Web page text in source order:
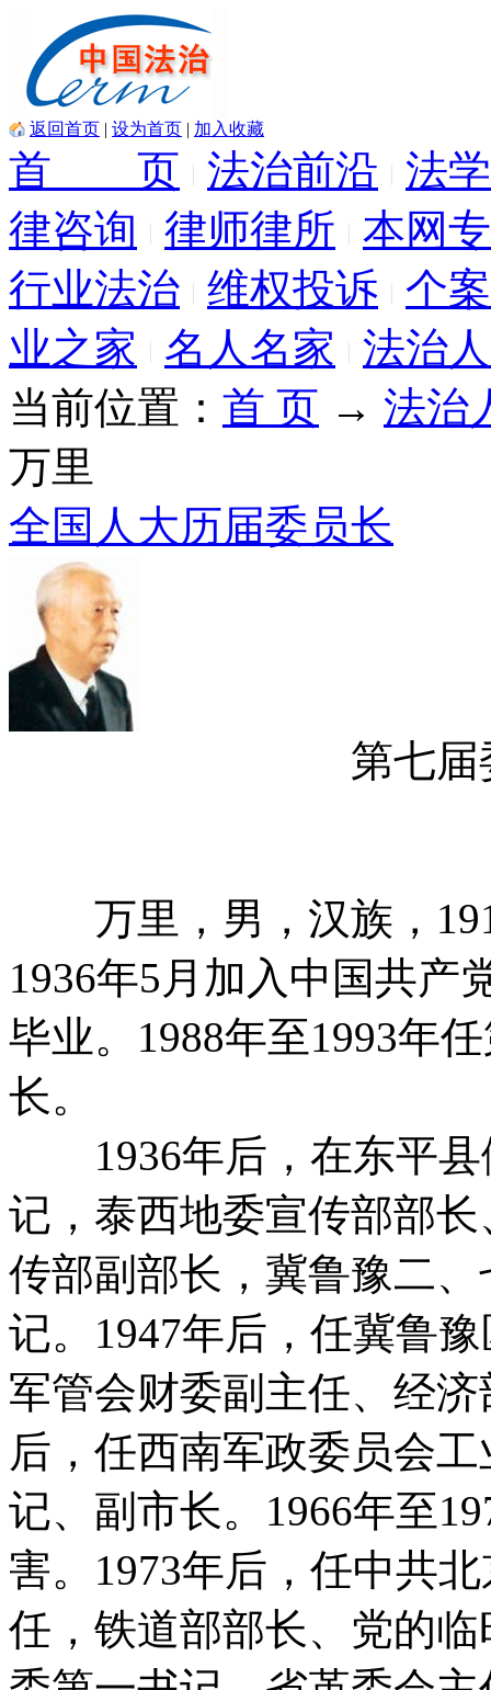
返回首页 | 设为首页 | 加入收藏
首 页 法治前沿
法
律咨询
律师律所
本网
行业法治 维权投诉
个
业之家
名人名家
法治
当前位置： 首 页 → 法治
万里
全国人大历届委员长
第七届委员
万里，男，汉族，
1936年5月加入中国共产
毕业。1988年至1993年
长。
1936年后，在东平县
记，泰西地委宣传部部
传部副部长，冀鲁豫二
记。1947年后，任冀鲁
军管会财委副主任、经
后，任西南军政委员会
记、副市长。1966年至
害。1973年后，任中共
任，铁道部部长、党的